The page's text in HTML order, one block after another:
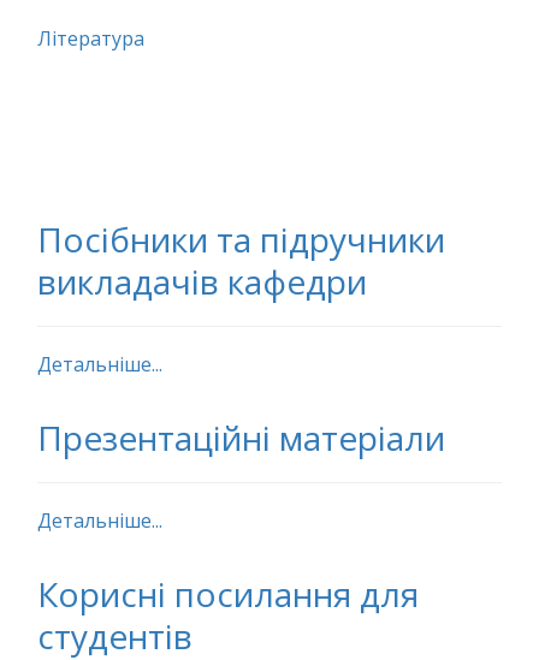
Література
Посібники та підручники
викладачів кафедри
Детальніше...
Презентаційні матеріали
Детальніше...
Корисні посилання для
студентів